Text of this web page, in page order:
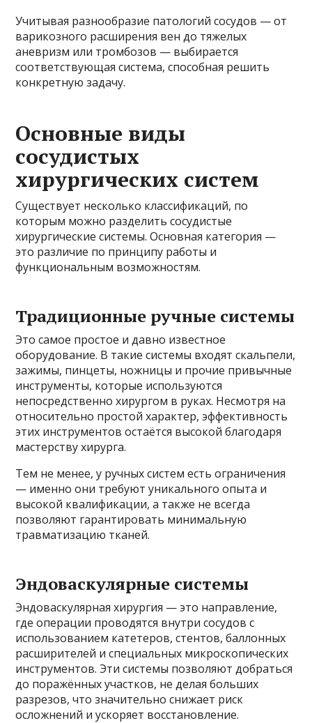
Учитывая разнообразие патологий сосудов — от
варикозного расширения вен до тяжелых
аневризм или тромбозов — выбирается
соответствующая система, способная решить
конкретную задачу.
Основные виды
сосудистых
хирургических систем
Существует несколько классификаций, по
которым можно разделить сосудистые
хирургические системы. Основная категория —
это различие по принципу работы и
функциональным возможностям.
Традиционные ручные системы
Это самое простое и давно известное
оборудование. В такие системы входят скальпели,
зажимы, пинцеты, ножницы и прочие привычные
инструменты, которые используются
непосредственно хирургом в руках. Несмотря на
относительно простой характер, эффективность
этих инструментов остаётся высокой благодаря
мастерству хирурга.
Тем не менее, у ручных систем есть ограничения
— именно они требуют уникального опыта и
высокой квалификации, а также не всегда
позволяют гарантировать минимальную
травматизацию тканей.
Эндоваскулярные системы
Эндоваскулярная хирургия — это направление,
где операции проводятся внутри сосудов с
использованием катетеров, стентов, баллонных
расширителей и специальных микроскопических
инструментов. Эти системы позволяют добраться
до поражённых участков, не делая больших
разрезов, что значительно снижает риск
осложнений и ускоряет восстановление.